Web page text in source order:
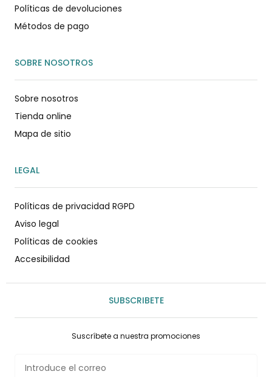
Políticas de devoluciones
Métodos de pago
SOBRE NOSOTROS
Sobre nosotros
Tienda online
Mapa de sitio
LEGAL
Políticas de privacidad RGPD
Aviso legal
Políticas de cookies
Accesibilidad
SUBSCRIBETE
Suscríbete a nuestra promociones